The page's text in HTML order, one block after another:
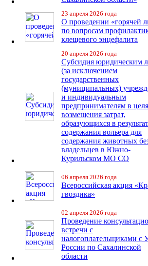
23 апреля 2026 года
О проведении «горячей
по вопросам
клещевого энцефалита
20 апреля 2026 года
Субсидия юридическим
(за исключением
государственных
(муниципальных)
и индивидуальным
предпринимателям в
возмещения затрат,
образующихся в
содержания вольера для
содержания животных
владельцев в Южно-
Курильском МО СО
06 апреля 2026 года
Всероссийская акция
гвоздика»
02 апреля 2026 года
Проведение
встречи с
налогоплательщиками
России по Сахалинской
области